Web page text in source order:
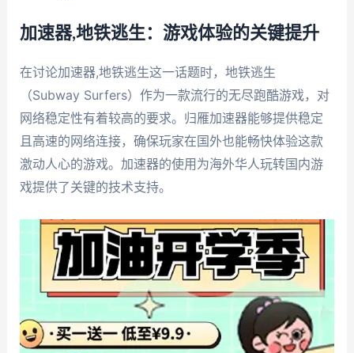
加速器,地铁逃生：游戏体验的关键提升
在讨论加速器,地铁逃生这一话题时，地铁逃生
（Subway Surfers）作为一款流行的无尽跑酷游戏，对
网络稳定性有着较高的要求。归雁加速器能够提供稳定
且高速的网络连接，确保玩家在国外也能畅快体验这款
激动人心的游戏。加速器的使用为海外华人玩转国内游
戏提供了关键的技术支持。